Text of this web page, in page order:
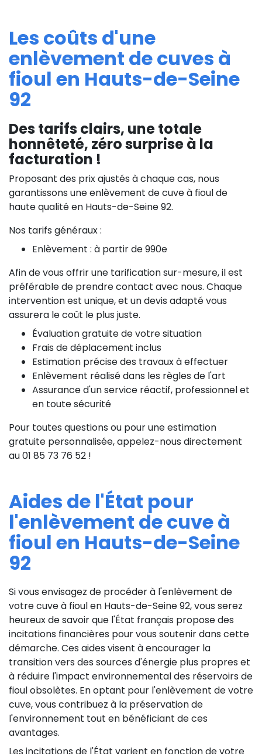
Les coûts d'une
enlèvement de cuves à
fioul en Hauts-de-Seine
92
Des tarifs clairs, une totale
honnêteté, zéro surprise à la
facturation !
Proposant des prix ajustés à chaque cas, nous
garantissons une enlèvement de cuve à fioul de
haute qualité en Hauts-de-Seine 92.
Nos tarifs généraux :
Enlèvement : à partir de 990e
Afin de vous offrir une tarification sur-mesure, il est
préférable de prendre contact avec nous. Chaque
intervention est unique, et un devis adapté vous
assurera le coût le plus juste.
Évaluation gratuite de votre situation
Frais de déplacement inclus
Estimation précise des travaux à effectuer
Enlèvement réalisé dans les règles de l'art
Assurance d'un service réactif, professionnel et
en toute sécurité
Pour toutes questions ou pour une estimation
gratuite personnalisée, appelez-nous directement
au 01 85 73 76 52 !
Aides de l'État pour
l'enlèvement de cuve à
fioul en Hauts-de-Seine
92
Si vous envisagez de procéder à l'enlèvement de
votre cuve à fioul en Hauts-de-Seine 92, vous serez
heureux de savoir que l'État français propose des
incitations financières pour vous soutenir dans cette
démarche. Ces aides visent à encourager la
transition vers des sources d'énergie plus propres et
à réduire l'impact environnemental des réservoirs de
fioul obsolètes. En optant pour l'enlèvement de votre
cuve, vous contribuez à la préservation de
l'environnement tout en bénéficiant de ces
avantages.